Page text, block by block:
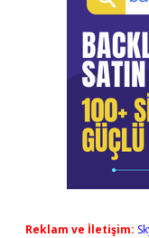
Reklam ve İletişim: